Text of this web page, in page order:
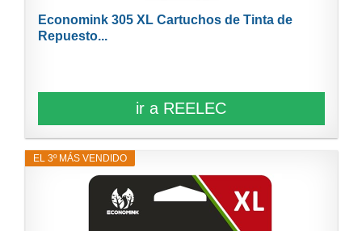
Economink 305 XL Cartuchos de Tinta de
Repuesto...
ir a REELEC
EL 3º MÁS VENDIDO